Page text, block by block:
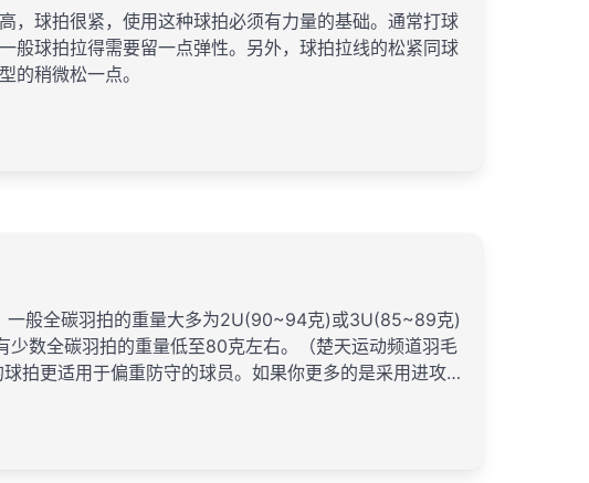
，球拍很紧，使用这种球拍必须有力量的基础。通常打球
般球拍拉得需要留一点弹性。另外，球拍拉线的松紧同球
的稍微松一点。
一般全碳羽拍的重量大多为2U(90~94克)或3U(85~89克)
数全碳羽拍的重量低至80克左右。（楚天运动频道羽毛
时羽拍有一些飘，杀球的力度不足 。